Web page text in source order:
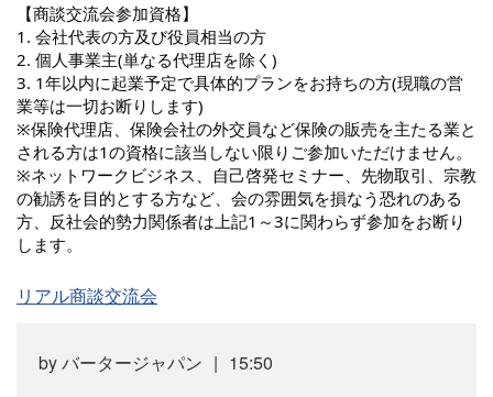
【商談交流会参加資格】
1. 会社代表の方及び役員相当の方
2. 個人事業主(単なる代理店を除く)
3. 1年以内に起業予定で具体的プランをお持ちの方(現職の営
業等は一切お断りします)
※保険代理店、保険会社の外交員など保険の販売を主たる業と
される方は1の資格に該当しない限りご参加いただけません。
※ネットワークビジネス、自己啓発セミナー、先物取引、宗教
の勧誘を目的とする方など、会の雰囲気を損なう恐れのある
方、反社会的勢力関係者は上記1～3に関わらず参加をお断り
します。
リアル商談交流会
byバータージャパン 15:50